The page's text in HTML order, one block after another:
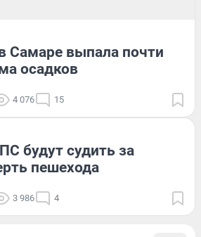
Самаре выпала почти
осадков
4 076 15
будут судить за
пешехода
3 986 4